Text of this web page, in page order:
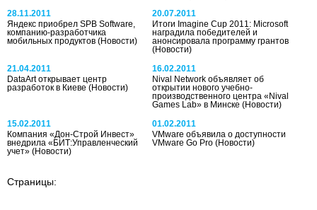
28.11.2011
Яндекс приобрел SPB Software,
компанию-разработчика
мобильных продуктов (Новости)
20.07.2011
Итоги Imagine Cup 2011: Microsoft
наградила победителей и
анонсировала программу грантов
(Новости)
21.04.2011
DataArt открывает центр
разработок в Киеве (Новости)
16.02.2011
Nival Network объявляет об
открытии нового учебно-
производственного центра «Nival
Games Lab» в Минске(Новости)
15.02.2011
Компания «Дон-Строй Инвест»
внедрила «БИТ:Управленческий
учет» (Новости)
01.02.2011
VMware объявила о доступности
VMware Go Pro(Новости)
Страницы: